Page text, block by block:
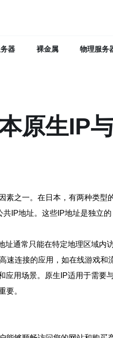
器 裸金属 物理服务
原生IP
之一。在日本，有两种类
IP地址。这些IP地址是独立
址通常只能在特定地理区域
速连接的应用，如在线游戏和
应用场景。原生IP适用于需要
要。